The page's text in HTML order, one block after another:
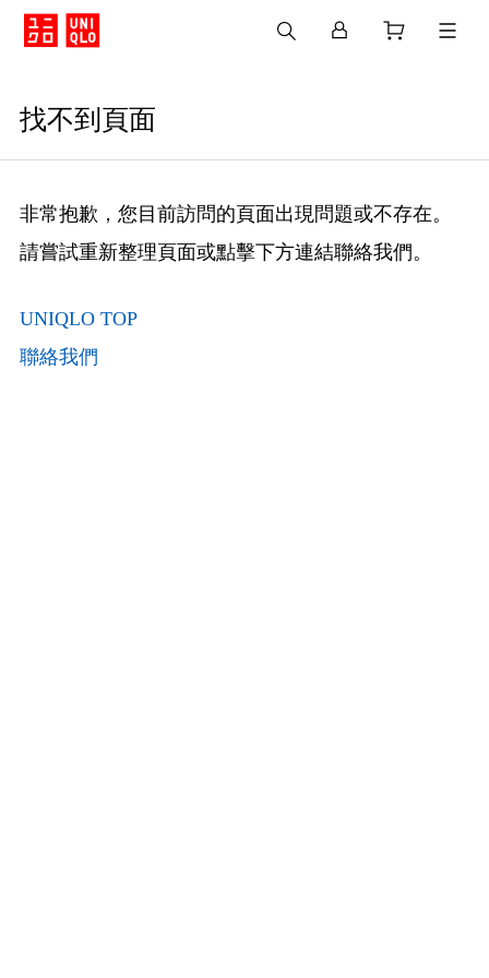
找不到頁面
非常抱歉，您目前訪問的頁面出現問題或不存在。
請嘗試重新整理頁面或點擊下方連結聯絡我們。
UNIQLO TOP
聯絡我們